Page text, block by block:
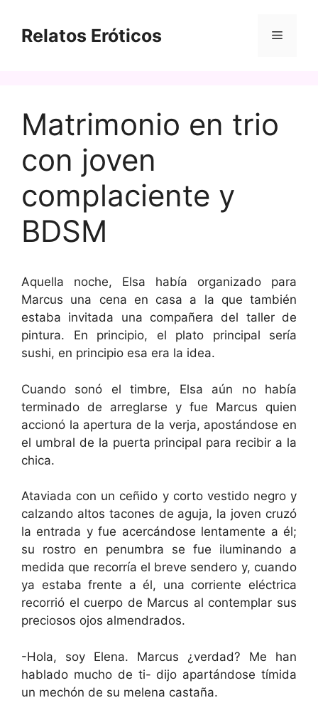
contenido
Relatos Eróticos Menú
Matrimonio en trio
con joven
complaciente y
BDSM
Aquella noche, Elsa había organizado para
Marcus una cena en casa a la que también
estaba invitada una compañera del taller de
pintura. En principio, el plato principal sería
sushi, en principio esa era la idea.
Cuando sonó el timbre, Elsa aún no había
terminado de arreglarse y fue Marcus quien
accionó la apertura de la verja, apostándose en
el umbral de la puerta principal para recibir a la
chica.
Ataviada con un ceñido y corto vestido negro y
calzando altos tacones de aguja, la joven cruzó
la entrada y fue acercándose lentamente a él;
su rostro en penumbra se fue iluminando a
medida que recorría el breve sendero y, cuando
ya estaba frente a él, una corriente eléctrica
recorrió el cuerpo de Marcus al contemplar sus
preciosos ojos almendrados.
-Hola, soy Elena. Marcus ¿verdad? Me han
hablado mucho de ti- dijo apartándose tímida
un mechón de su melena castaña.